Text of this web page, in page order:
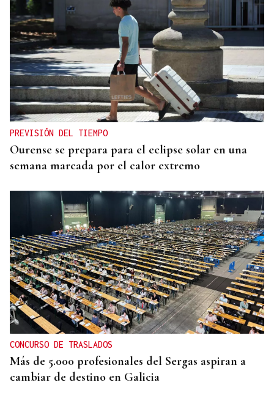
HELICOPTERO MEDICALIZADO
Un motorista en estado grave tras una colisión en
Velle
PREVISIÓN DEL TIEMPO
Ourense se prepara para el eclipse solar en una
semana marcada por el calor extremo
CONCURSO DE TRASLADOS
Más de 5.000 profesionales del Sergas aspiran a
cambiar de destino en Galicia